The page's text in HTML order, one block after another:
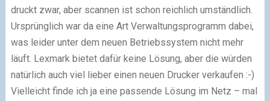
druckt zwar, aber scannen ist schon reichlich umständlich.
Ursprünglich war da eine Art Verwaltungsprogramm dabei,
was leider unter dem neuen Betriebssystem nicht mehr
läuft. Lexmark bietet dafür keine Lösung, aber die würden
natürlich auch viel lieber einen neuen Drucker verkaufen :-)
Vielleicht finde ich ja eine passende Lösung im Netz – mal